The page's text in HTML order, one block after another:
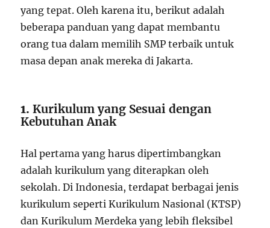
yang tepat. Oleh karena itu, berikut adalah
beberapa panduan yang dapat membantu
orang tua dalam memilih SMP terbaik untuk
masa depan anak mereka di Jakarta.
1.Kurikulum yang Sesuai dengan
Kebutuhan Anak
Hal pertama yang harus dipertimbangkan
adalah kurikulum yang diterapkan oleh
sekolah. Di Indonesia, terdapat berbagai jenis
kurikulum seperti Kurikulum Nasional (KTSP)
dan Kurikulum Merdeka yang lebih fleksibel